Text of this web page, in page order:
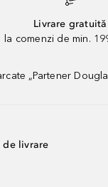
Livrare gratuită
la comenzi de min.
„Partener
de livrare